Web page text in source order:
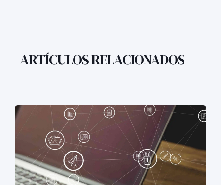
ARTÍCULOS RELACIONADOS